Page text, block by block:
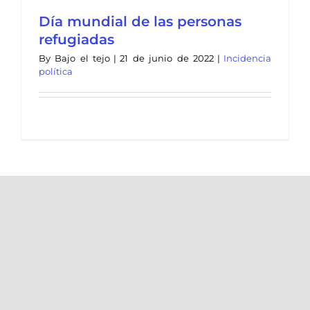
Día mundial de las personas
refugiadas
By Bajo el tejo | 21 de junio de 2022 | Incidencia
política